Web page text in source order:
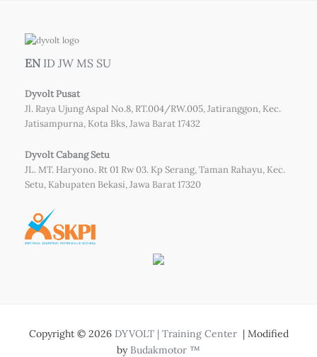
EN ID JW MS SU
Dyvolt Pusat
Jl. Raya Ujung Aspal No.8, RT.004/RW.005, Jatiranggon, Kec.
Jatisampurna, Kota Bks, Jawa Barat 17432
Dyvolt Cabang Setu
JL. MT. Haryono. Rt 01 Rw 03. Kp Serang, Taman Rahayu, Kec.
Setu, Kabupaten Bekasi, Jawa Barat 17320
Copyright © 2026 DYVOLT | Training Center | Modified
by Budakmotor ™